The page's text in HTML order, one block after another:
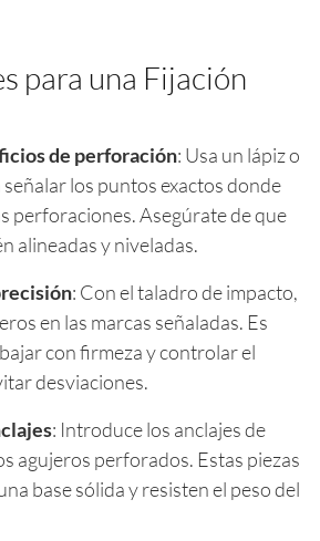
para una Fijación
de perforación: Usa un lápiz o
los puntos exactos donde
perforaciones. Asegúrate de que
alineadas y niveladas.
: Con el taladro de impacto,
en las marcas señaladas. Es
con firmeza y controlar el
desviaciones.
: Introduce los anclajes de
agujeros perforados. Estas piezas
base sólida y resisten el peso del